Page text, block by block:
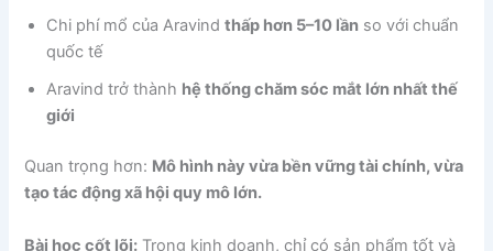
Chi phí mổ của Aravindthấp hơn 5–10 lần so với chuẩn
quốc tế
Aravind trở thành hệ thống chăm sóc mắt lớn nhất thế
giới
Quan trọng hơn: Mô hình này vừa bền vững tài chính, vừa
tạo tác động xã hội quy mô lớn.
Bài học cốt lõi: Trong kinh doanh, chỉ có sản phẩm tốt và